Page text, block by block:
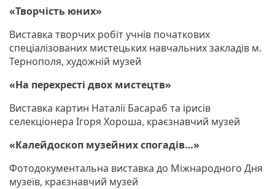
«Творчість юних»
Виставка творчих робіт учнів початкових
спеціалізованих мистецьких навчальних закладів м.
Тернополя, художній музей
«На перехресті двох мистецтв»
Виставка картин Наталії Басараб та ірисів
селекціонера Ігоря Хороша, краєзнавчий музей
«Калейдоскоп музейних спогадів…»
Фотодокументальна виставка до Міжнародного Дня
музеїв, краєзнавчий музей